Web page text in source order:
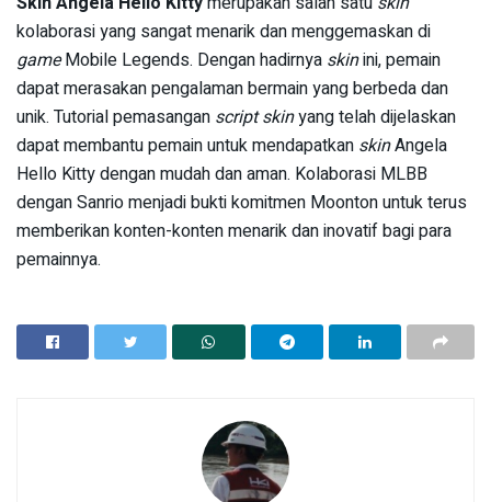
kolaborasi yang sangat menarik dan menggemaskan di
gameMobile Legends. Dengan hadirnya skinini, pemain
dapat merasakan pengalaman bermain yang berbeda dan
unik. Tutorial pemasangan script skinyang telah dijelaskan
dapat membantu pemain untuk mendapatkan skinAngela
Hello Kitty dengan mudah dan aman. Kolaborasi MLBB
dengan Sanrio menjadi bukti komitmen Moonton untuk terus
memberikan konten-konten menarik dan inovatif bagi para
pemainnya.